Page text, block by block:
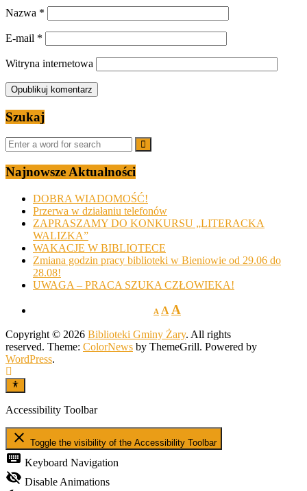
Nazwa *
E-mail *
Witryna internetowa
Szukaj
Najnowsze Aktualności
DOBRA WIADOMOŚĆ!
Przerwa w działaniu telefonów
ZAPRASZAMY DO KONKURSU „LITERACKA
WALIZKA”
WAKACJE W BIBLIOTECE
Zmiana godzin pracy biblioteki w Bieniowie od 29.06 do
28.08!
UWAGA – PRACA SZUKA CZŁOWIEKA!
A A A
Copyright © 2026 Biblioteki Gminy Żary. All rights
reserved. Theme: ColorNews by ThemeGrill. Powered by
WordPress.
Accessibility Toolbar
close Toggle the visibility of the Accessibility Toolbar
keyboard Keyboard Navigation
visibility_off Disable Animations